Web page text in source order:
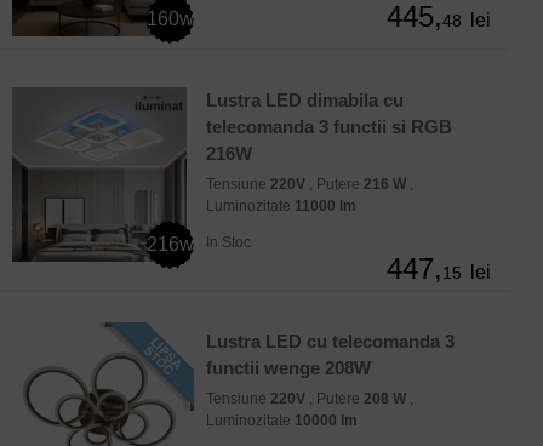
160w 445,48 lei
216w
Lustra LED dimabila cu
telecomanda 3 functii si RGB
216W
Tensiune 220V , Putere 216 W ,
Luminozitate 11000 lm
In Stoc
447,15 lei
Lustra LED cu telecomanda 3
functii wenge 208W
Tensiune 220V , Putere 208 W ,
Luminozitate 10000 lm